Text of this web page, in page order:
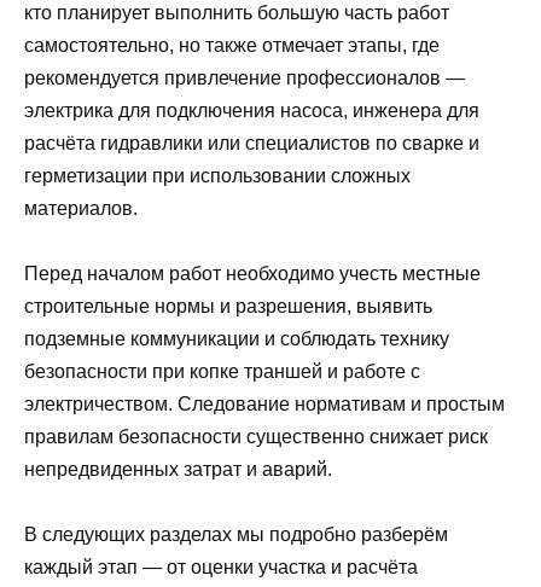
кто планирует выполнить большую часть работ
самостоятельно, но также отмечает этапы, где
рекомендуется привлечение профессионалов —
электрика для подключения насоса, инженера для
расчёта гидравлики или специалистов по сварке и
герметизации при использовании сложных
материалов.
Перед началом работ необходимо учесть местные
строительные нормы и разрешения, выявить
подземные коммуникации и соблюдать технику
безопасности при копке траншей и работе с
электричеством. Следование нормативам и простым
правилам безопасности существенно снижает риск
непредвиденных затрат и аварий.
В следующих разделах мы подробно разберём
каждый этап — от оценки участка и расчёта